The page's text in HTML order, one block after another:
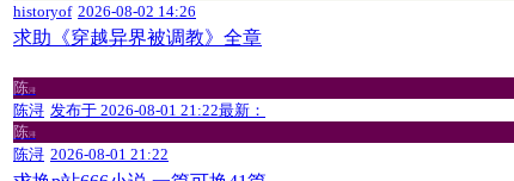
historyof 2026-08-02 14:26
求助《穿越异界被调教》全章
陈浔
陈浔 发布于 2026-08-01 21:22最新：
陈浔
陈浔 2026-08-01 21:22